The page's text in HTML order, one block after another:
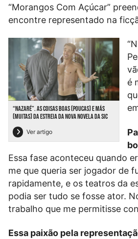
“Morangos Com Açúcar”
encontre representado na
“NAZARÉ”. AS COISAS BOAS (POUCAS) E MÁS
(MUITAS) DA ESTREIA DA NOVA NOVELA DA SIC
Ver artigo
é
Essa fase aconteceu quando
me que queria ser jogador de
rapidamente, e os teatros da
podia ser tudo se fosse ator.
trabalho que me permitisse
Essa paixão pela